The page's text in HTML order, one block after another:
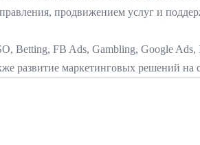
продвижением услуг и
Betting, FB Ads, Gambling, Google
развитие маркетинговых решений